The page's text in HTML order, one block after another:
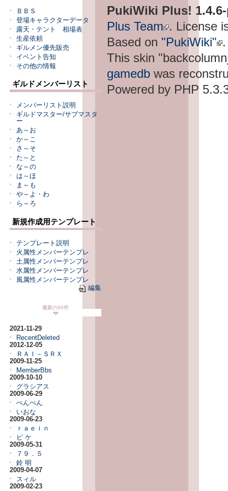
ＢＢＳ
登場キャラクターデータ
露天・テント 相場表
生産依頼
ギルメン優先販売
イベント告知
その他の情報
ギルドメンバーリスト
メンバーリスト説明
ギルドマスター/サブマスタ
ー
あ～お
か～こ
さ～そ
た～と
な～の
は～ほ
ま～も
や～よ・わ
ら～ろ
新規作成用テンプレート
テンプレート説明
火属性メンバーテンプレ
土属性メンバーテンプレ
水属性メンバーテンプレ
風属性メンバーテンプレ
編集
最新の50件
2021-11-29
RecentDeleted
2012-12-05
ＲＡＩ－ＳＲＸ
2009-11-25
MemberBbs
2009-10-10
グラシアス
2009-06-29
ぺんぺん
いおな
2009-06-23
ｒａｅｉｎ
ピ ケ
2009-05-31
７９．５
鈴 明
2009-04-07
スィル
2009-02-23
PukiWiki Plus!
Plus Team . License
Based on "PukiWiki" .
This skin
gamedb was
Powered by PHP